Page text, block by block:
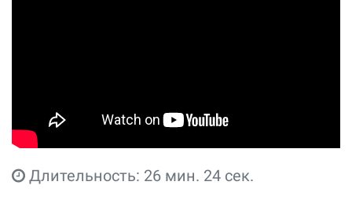
Длительность: 26 мин. 24 сек.